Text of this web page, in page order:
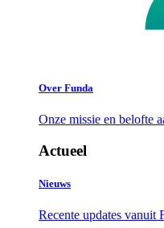
Over Funda
Onze missie en belofte
Actueel
Nieuws
Recente updates vanuit